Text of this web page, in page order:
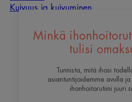
Minkä
tulisi
Tunnista, mitä ihosi
asiantuntijoidemme avulla
ihonhoitorutiini juuri
Kuivuus ja kuivuminen
Tietoa meistä
Haluaisitko olla yksi